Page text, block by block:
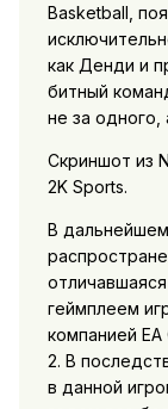
Basketball,
как Денди и
битный
не за одного,
Скриншот из
2K Sports.
В
геймплеем
компанией EA
2. В
в данной